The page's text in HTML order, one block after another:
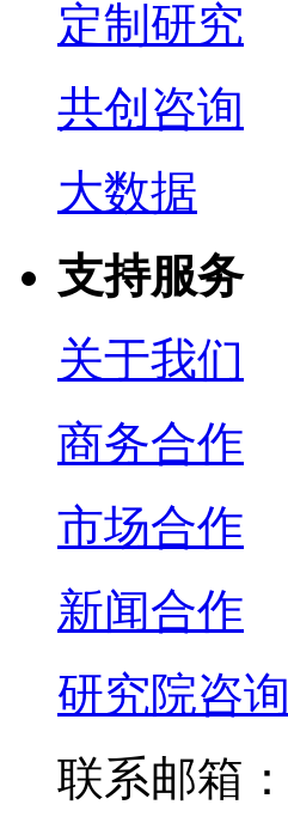
定制研究
共创咨询
大数据
支持服务
关于我们
商务合作
市场合作
新闻合作
研究院咨询
联系邮箱：